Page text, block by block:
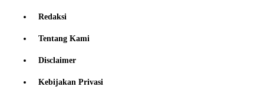
Redaksi
Tentang Kami
Disclaimer
Kebijakan Privasi